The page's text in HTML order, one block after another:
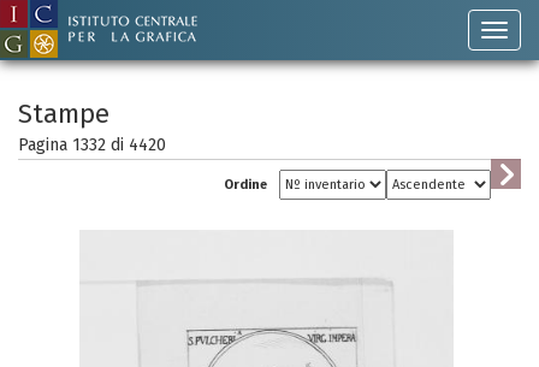
Stampe
Pagina 1332 di 4420
Ordine